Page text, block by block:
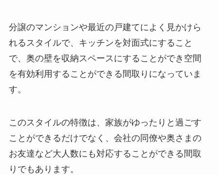
分譲のマンションや最近の戸建てによく見かけら
れるスタイルで、キッチンを対面式にすること
で、奥の壁を収納スペースにすることができ空間
を有効利用することができる間取りになっていま
す。
このスタイルの特徴は、家族がゆったりと過ごす
ことができるだけでなく、会社の同僚や奥さまの
お友達など大人数にも対応することができる間取
りでもあります。